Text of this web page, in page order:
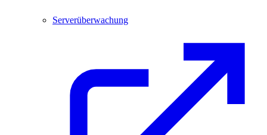
Serverüberwachung